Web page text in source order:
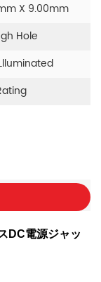
X 9.00mm
Hole
DC電源ジャッ